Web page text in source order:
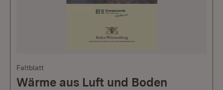
Faltblatt
Wärme aus Luft und Boden